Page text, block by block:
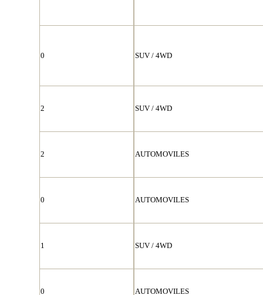
0 SUV / 4WD
2 SUV / 4WD
2 AUTOMOVILES
0 AUTOMOVILES
1 SUV / 4WD
0 AUTOMOVILES